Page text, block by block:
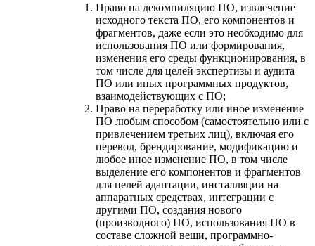
Право на декомпиляцию ПО, извлечение
исходного текста ПО, его компонентов и
фрагментов, даже если это необходимо для
использования ПО или формирования,
изменения его среды функционирования, в
том числе для целей экспертизы и аудита
ПО или иных программных продуктов,
взаимодействующих с ПО;
Право на переработку или иное изменение
ПО любым способом (самостоятельно или с
привлечением третьих лиц), включая его
перевод, брендирование, модификацию и
любое иное изменение ПО, в том числе
выделение его компонентов и фрагментов
для целей адаптации, инсталляции на
аппаратных средствах, интеграции с
другими ПО, создания нового
(производного) ПО, использования ПО в
составе сложной вещи, программно-